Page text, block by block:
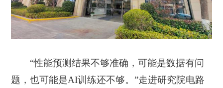
“性能预测结果不够准确，可能是数据有问
题，也可能是AI训练还不够。”走进研究院电路